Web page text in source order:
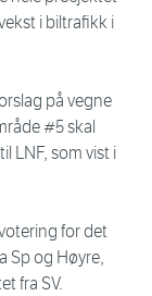
i biltrafikk i
på vegne
#5 skal
LNF, som vist i
for det
Sp og Høyre,
fra SV.